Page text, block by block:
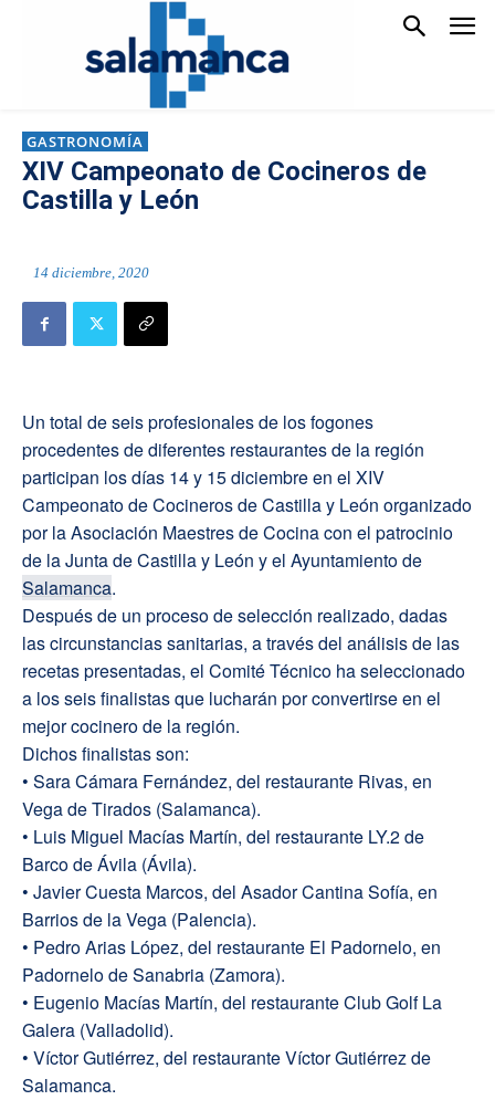
GASTRONOMÍA
XIV Campeonato de Cocineros de
Castilla y León
14 diciembre, 2020
Un total de seis profesionales de los fogones
procedentes de diferentes restaurantes de la región
participan los días 14 y 15 diciembre en el XIV
Campeonato de Cocineros de Castilla y León organizado
por la Asociación Maestres de Cocina con el patrocinio
de la Junta de Castilla y León y el Ayuntamiento de
Salamanca.
Después de un proceso de selección realizado, dadas
las circunstancias sanitarias, a través del análisis de las
recetas presentadas, el Comité Técnico ha seleccionado
a los seis finalistas que lucharán por convertirse en el
mejor cocinero de la región.
Dichos finalistas son:
• Sara Cámara Fernández, del restaurante Rivas, en
Vega de Tirados (Salamanca).
• Luis Miguel Macías Martín, del restaurante LY.2 de
Barco de Ávila (Ávila).
• Javier Cuesta Marcos, del Asador Cantina Sofía, en
Barrios de la Vega (Palencia).
• Pedro Arias López, del restaurante El Padornelo, en
Padornelo de Sanabria (Zamora).
• Eugenio Macías Martín, del restaurante Club Golf La
Galera (Valladolid).
• Víctor Gutiérrez, del restaurante Víctor Gutiérrez de
Salamanca.